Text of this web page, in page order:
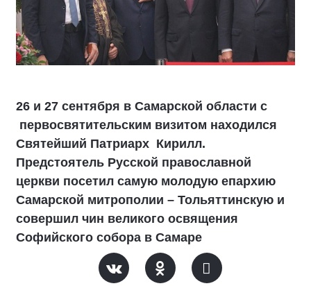
26 и 27 сентября в Самарской области с
первосвятительским визитом находился
Святейший Патриарх Кирилл.
Предстоятель Русской православной
церкви посетил самую молодую епархию
Самарской митрополии – Тольяттинскую и
совершил чин великого освящения
Софийского собора в Самаре